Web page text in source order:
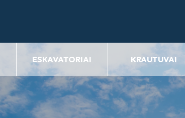
ESKAVATORIAI KRAUTUVAI